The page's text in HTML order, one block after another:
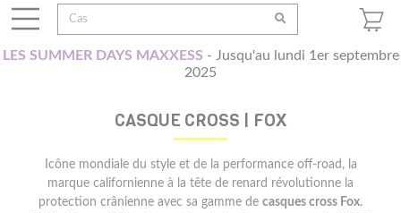
LES SUMMER DAYS MAXXESS - Jusqu'au lundi 1er septembre
2025
CASQUE CROSS | FOX
Icône mondiale du style et de la performance off-road, la
marque californienne à la tête de renard révolutionne la
protection crânienne avec sa gamme de casques cross Fox.